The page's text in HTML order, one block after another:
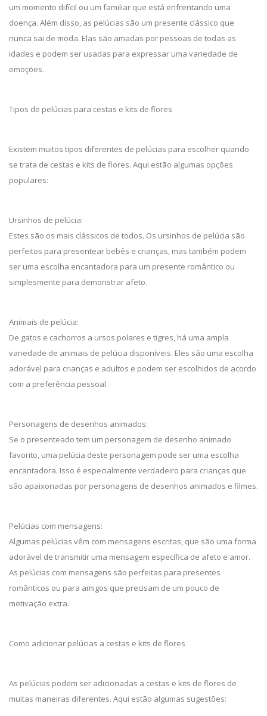
um momento difícil ou um familiar que está enfrentando uma
doença. Além disso, as pelúcias são um presente clássico que
nunca sai de moda. Elas são amadas por pessoas de todas as
idades e podem ser usadas para expressar uma variedade de
emoções.
Tipos de pelúcias para cestas e kits de flores
Existem muitos tipos diferentes de pelúcias para escolher quando
se trata de cestas e kits de flores. Aqui estão algumas opções
populares:
Ursinhos de pelúcia:
Estes são os mais clássicos de todos. Os ursinhos de pelúcia são
perfeitos para presentear bebês e crianças, mas também podem
ser uma escolha encantadora para um presente romântico ou
simplesmente para demonstrar afeto.
Animais de pelúcia:
De gatos e cachorros a ursos polares e tigres, há uma ampla
variedade de animais de pelúcia disponíveis. Eles são uma escolha
adorável para crianças e adultos e podem ser escolhidos de acordo
com a preferência pessoal.
Personagens de desenhos animados:
Se o presenteado tem um personagem de desenho animado
favorito, uma pelúcia deste personagem pode ser uma escolha
encantadora. Isso é especialmente verdadeiro para crianças que
são apaixonadas por personagens de desenhos animados e filmes.
Pelúcias com mensagens:
Algumas pelúcias vêm com mensagens escritas, que são uma forma
adorável de transmitir uma mensagem específica de afeto e amor.
As pelúcias com mensagens são perfeitas para presentes
românticos ou para amigos que precisam de um pouco de
motivação extra.
Como adicionar pelúcias a cestas e kits de flores
As pelúcias podem ser adicionadas a cestas e kits de flores de
muitas maneiras diferentes. Aqui estão algumas sugestões: